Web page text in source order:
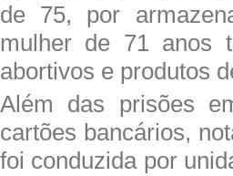
de 75, por
mulher de 71 anos
abortivos e produtos
Além das prisões
cartões bancários,
foi conduzida por